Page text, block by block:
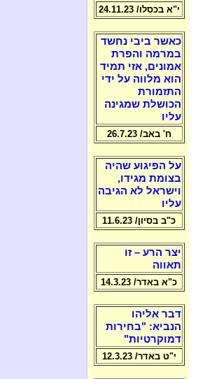
י"א בכסלו/ 24.11.23
כאשר ביבי נחשד
במרמה והפרת
אמונים, אזי תמיד
הוא מלווה על ידי
התזמורת
הכושלת שמגינה
עליו
ח' באב/ 26.7.23
על הפיגוע שהיה
בצומת מגידו,
וישראל לא הגיבה
עליו
כ"ב בסיון/ 11.6.23
יצר הרע – זו
תאווה
כ"א באדר/ 14.3.23
דבר אליהו
הנביא: "בחירות
דמוקרטיות"
י"ט באדר/ 12.3.23